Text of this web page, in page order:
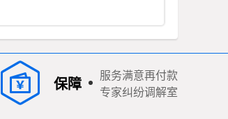
规划管理、勘察、设计、监理除
筑材料销售；信息技术咨询服务；计
保障
服务满意再付款
专家纠纷调解室